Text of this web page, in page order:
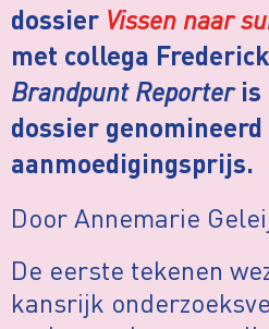
dossier Vissen naar
met collega
Brandpunt Reporteris
dossier genomineerd
aanmoedigingsprijs.
Door Annemarie
De eerste tekenen
kansrijk